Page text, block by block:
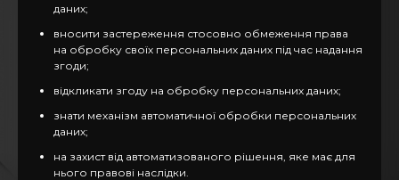
даних;
вносити застереження стосовно обмеження права
на обробку своїх персональних даних під час надання
згоди;
відкликати згоду на обробку персональних даних;
знати механізм автоматичної обробки персональних
даних;
на захист від автоматизованого рішення, яке має для
нього правові наслідки.